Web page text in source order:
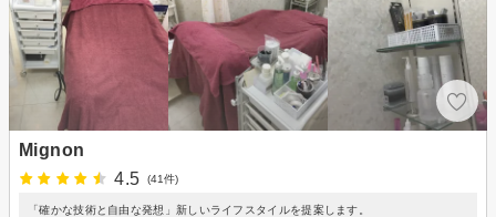
Mignon
4.5
(41件)
「確かな技術と自由な発想」新しいライフスタイルを提案します。